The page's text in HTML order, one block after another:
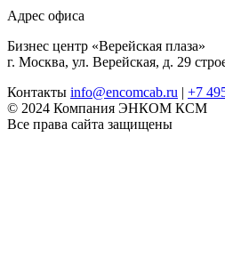
Адрес офиса
Бизнес центр «Верейская плаза»
г. Москва, ул. Верейская, д. 29
Контакты info@encomcab.ru | +7
© 2024 Компания ЭНКОМ КСМ
Все права сайта защищены